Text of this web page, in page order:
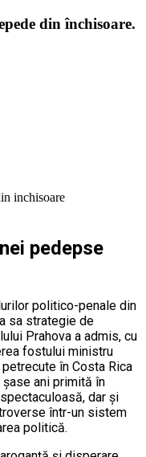
din închisoare.
pedepse
politico-penale din
sa strategie de
Prahova a admis, cu
fostului ministru
în Costa Rica
șase ani primită în
dar și
într-un sistem
politică.